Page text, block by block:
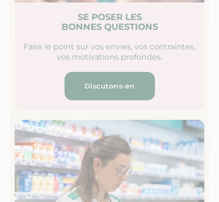
SE POSER LES
BONNES QUESTIONS
Faire le point sur vos envies, vos contraintes,
vos motivations profondes.
Discutons-en